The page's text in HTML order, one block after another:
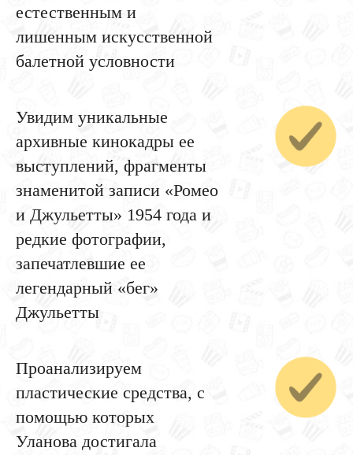
естественным и
лишенным искусственной
балетной условности
Увидим уникальные
архивные кинокадры ее
выступлений, фрагменты
знаменитой записи «Ромео
и Джульетты» 1954 года и
редкие фотографии,
запечатлевшие ее
легендарный «бег»
Джульетты
Проанализируем
пластические средства, с
помощью которых
Уланова достигала